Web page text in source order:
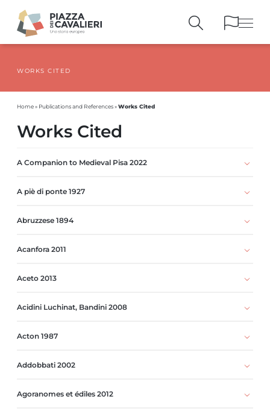
PUBLICATIONSAND REFERENCES
WORKS CITED
Home» Publications and References»Works Cited
Works Cited
A Companion to Medieval Pisa 2022
A piè di ponte 1927
Abruzzese 1894
Acanfora 2011
Aceto 2013
Acidini Luchinat, Bandini 2008
Acton 1987
Addobbati 2002
Agoranomes et édiles 2012